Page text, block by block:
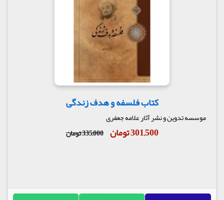
کتاب فلسفه و هدف زندگی
موسسه تدوین و نشر آثار علامه جعفری
301,500 تومان 335,000 تومان